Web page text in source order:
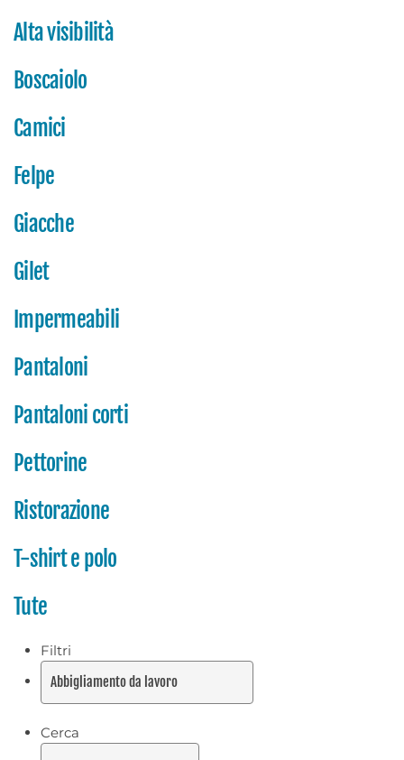
Alta visibilità
Boscaiolo
Camici
Felpe
Giacche
Gilet
Impermeabili
Pantaloni
Pantaloni corti
Pettorine
Ristorazione
T-shirt e polo
Tute
Filtri
Cerca